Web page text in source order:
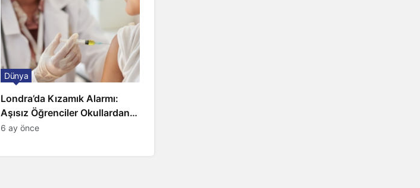
Londra’da Kızamık Alarmı:
Aşısız Öğrenciler Okullardan
Uzaklaştırılacak
Dünya
6 ay önce